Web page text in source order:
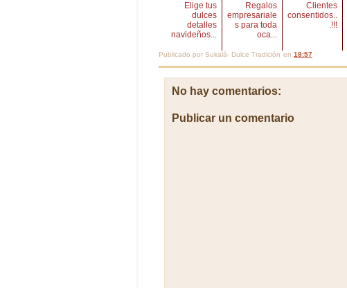
Elige tus
dulces
detalles
navideños...
Regalos
empresariale
s para toda
oca...
Clientes
consentidos..
.!!!
Publicado por Sukalá- Dulce Tradición en 18:57
No hay comentarios:
Publicar un comentario